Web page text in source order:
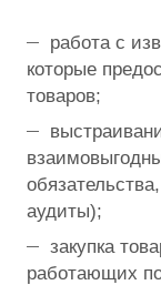
работа с
которые
товаров;
аудиты);
закупка
работающих